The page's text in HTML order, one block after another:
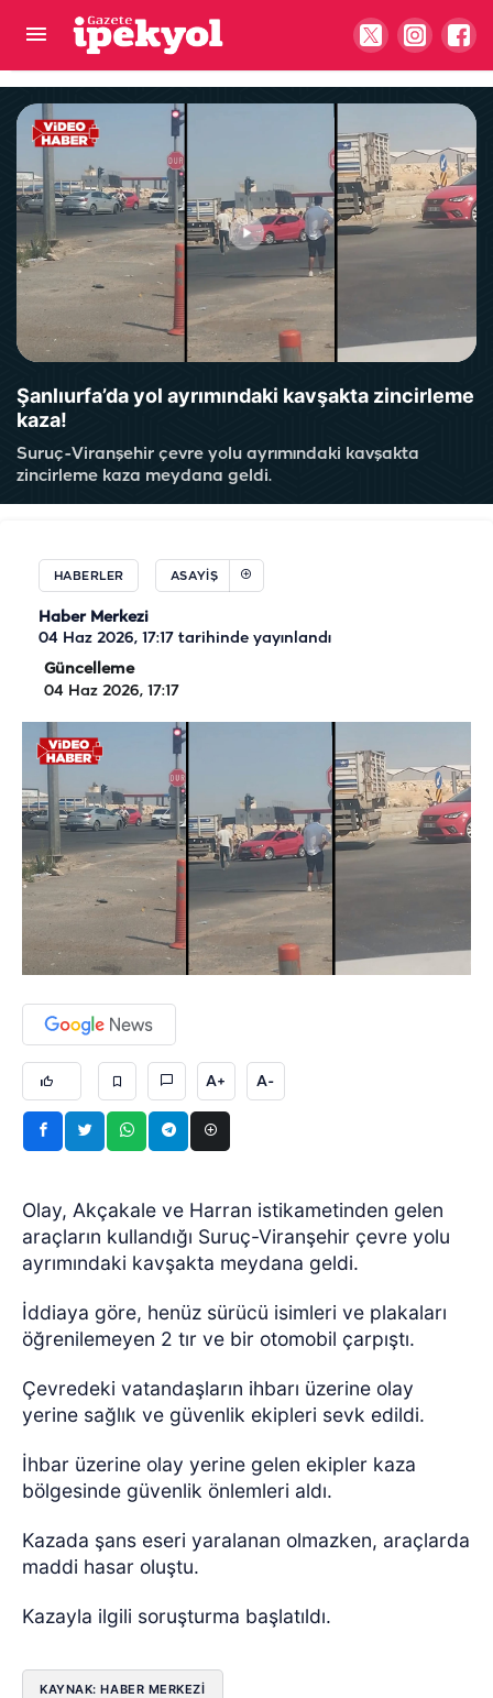
Şanlıurfa’da yol ayrımındaki kavşakta zincirleme
kaza!
Suruç-Viranşehir çevre yolu ayrımındaki kavşakta
zincirleme kaza meydana geldi.
HABERLER ASAYIŞ
Haber Merkezi
04 Haz 2026, 17:17 tarihinde yayınlandı
Güncelleme
04 Haz 2026, 17:17
A+ A-
Olay, Akçakale ve Harran istikametinden gelen
araçların kullandığı Suruç-Viranşehir çevre yolu
ayrımındaki kavşakta meydana geldi.
İddiaya göre, henüz sürücü isimleri ve plakaları
öğrenilemeyen 2 tır ve bir otomobil çarpıştı.
Çevredeki vatandaşların ihbarı üzerine olay
yerine sağlık ve güvenlik ekipleri sevk edildi.
İhbar üzerine olay yerine gelen ekipler kaza
bölgesinde güvenlik önlemleri aldı.
Kazada şans eseri yaralanan olmazken, araçlarda
maddi hasar oluştu.
Kazayla ilgili soruşturma başlatıldı.
KAYNAK: HABER MERKEZİ
Şanlıurfa'da korkunç olay: Tüfekle oynarken
kendini vurdu iddiası